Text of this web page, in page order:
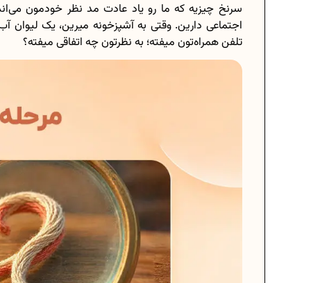
سرنخ چیزیه که ما رو یاد عادت مد نظر خودمون
اجتماعی دارین. وقتی به آشپزخونه میرین، یک
تلفن همراه‌تون میفته؛ به نظرتون چه اتفاقی میفته؟